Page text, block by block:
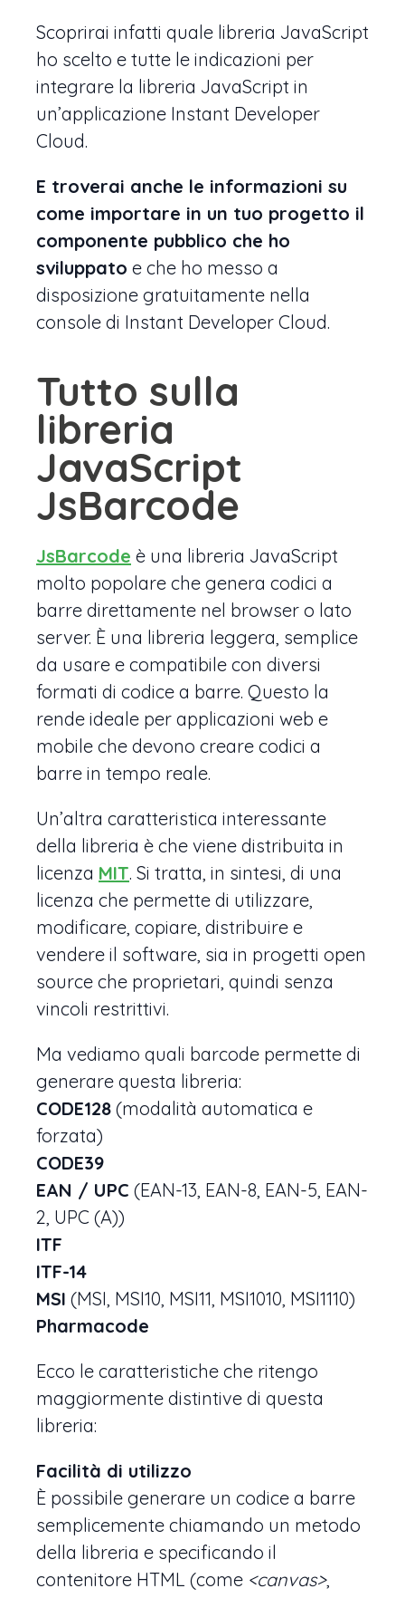
Scoprirai infatti quale libreria JavaScript
ho scelto e tutte le indicazioni per
integrare la libreria JavaScript in
un’applicazione Instant Developer
Cloud.
E troverai anche le informazioni su
come importare in un tuo progetto il
componente pubblico che ho
sviluppato e che ho messo a
disposizione gratuitamente nella
console di Instant Developer Cloud.
Tutto sulla
libreria
JavaScript
JsBarcode
JsBarcode è una libreria JavaScript
molto popolare che genera codici a
barre direttamente nel browser o lato
server. È una libreria leggera, semplice
da usare e compatibile con diversi
formati di codice a barre. Questo la
rende ideale per applicazioni web e
mobile che devono creare codici a
barre in tempo reale.
Un’altra caratteristica interessante
della libreria è che viene distribuita in
licenza MIT. Si tratta, in sintesi, di una
licenza che permette di utilizzare,
modificare, copiare, distribuire e
vendere il software, sia in progetti open
source che proprietari, quindi senza
vincoli restrittivi.
Ma vediamo quali barcode permette di
generare questa libreria:
CODE128 (modalità automatica e
forzata)
CODE39
EAN / UPC (EAN-13, EAN-8, EAN-5, EAN-
2, UPC (A))
ITF
ITF-14
MSI (MSI, MSI10, MSI11, MSI1010, MSI1110)
Pharmacode
Ecco le caratteristiche che ritengo
maggiormente distintive di questa
libreria:
Facilità di utilizzo
È possibile generare un codice a barre
semplicemente chiamando un metodo
della libreria e specificando il
contenitore HTML (come <canvas>,